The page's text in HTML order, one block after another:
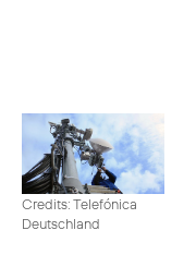
Credits: Telefónica
Deutschland